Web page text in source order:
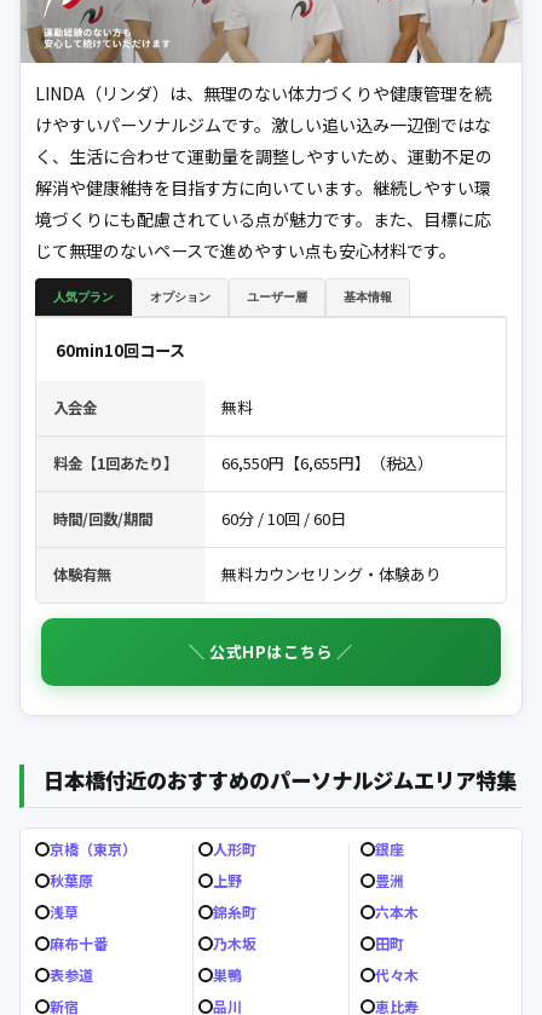
LINDA（リンダ）は、無理のない体力づくりや健康管理を続
けやすいパーソナルジムです。激しい追い込み一辺倒ではな
く、生活に合わせて運動量を調整しやすいため、運動不足の
解消や健康維持を目指す方に向いています。継続しやすい環
境づくりにも配慮されている点が魅力です。また、目標に応
じて無理のないペースで進めやすい点も安心材料です。
人気プラン オプション ユーザー層 基本情報
60min10回コース
入会金 無料
料金【1回あたり】 66,550円【6,655円】（税込）
時間/回数/期間 60分 / 10回 / 60日
体験有無 無料カウンセリング・体験あり
＼ 公式HPはこちら ／
日本橋付近のおすすめのパーソナルジムエリア特集
京橋（東京） 人形町
銀座
秋葉原
上野
豊洲
浅草
錦糸町
六本木
麻布十番
乃木坂
田町
表参道
巣鴨
代々木
新宿
品川 恵比寿